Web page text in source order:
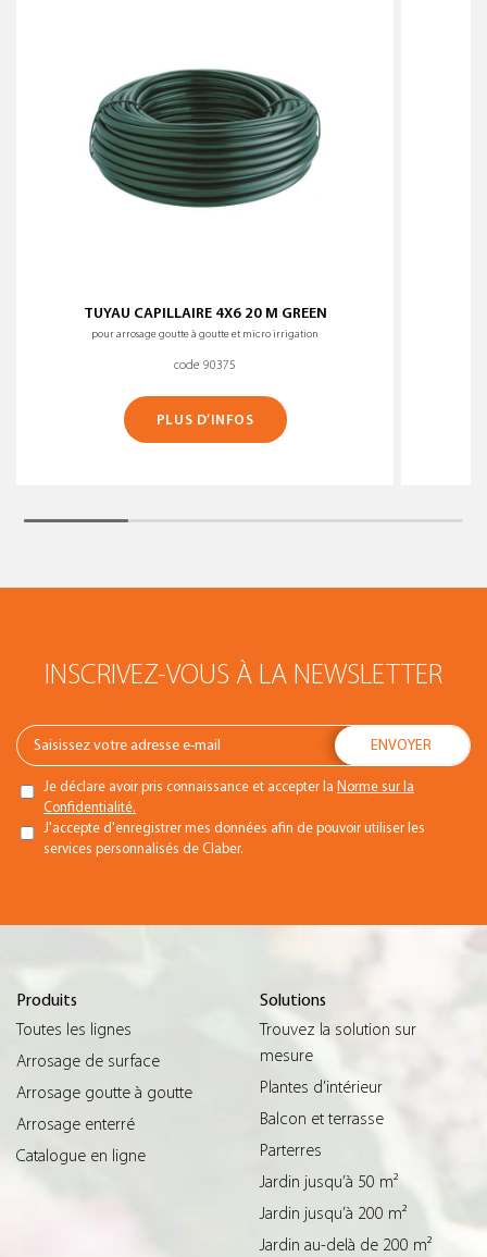
TUYAU CAPILLAIRE 4X6 20 M GREEN
pour arrosage goutte à goutte et micro irrigation
code 90375
PLUS D’INFOS
INSCRIVEZ-VOUS À LA NEWSLETTER
Je déclare avoir pris connaissance et accepter la Norme sur la
Confidentialité.
J'accepte d'enregistrer mes données afin de pouvoir utiliser les
services personnalisés de Claber.
Produits
Toutes les lignes
Arrosage de surface
Arrosage goutte à goutte
Arrosage enterré
Catalogue en ligne
Solutions
Trouvez la solution sur
mesure
Plantes d’intérieur
Balcon et terrasse
Parterres
Jardin jusqu’à 50 m²
Jardin jusqu’à 200 m²
Jardin au-delà de 200 m²